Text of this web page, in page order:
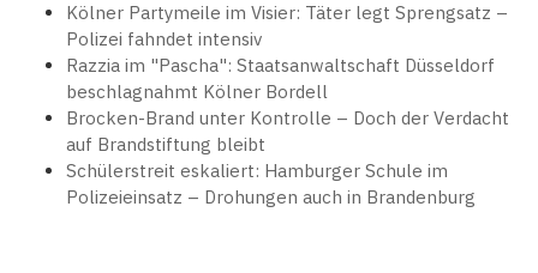
Kölner Partymeile im Visier: Täter legt Sprengsatz –
Polizei fahndet intensiv
Razzia im "Pascha": Staatsanwaltschaft Düsseldorf
beschlagnahmt Kölner Bordell
Brocken-Brand unter Kontrolle – Doch der Verdacht
auf Brandstiftung bleibt
Schülerstreit eskaliert: Hamburger Schule im
Polizeieinsatz – Drohungen auch in Brandenburg